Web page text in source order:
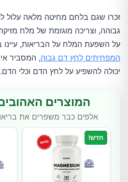
זכרו שגם בלחם מחיטה מלאה עלול
גבוהה, וצריכה מוגזמת של מלח
על השפעת המלח על הבריאות,
המפחיתים לחץ דם גבוה, המסביר
יכולה להשפיע על לחץ הדם וכלי הדם.
המוצרים
אלפים כבר משפרים את
חדש!